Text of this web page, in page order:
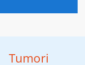
Tumori